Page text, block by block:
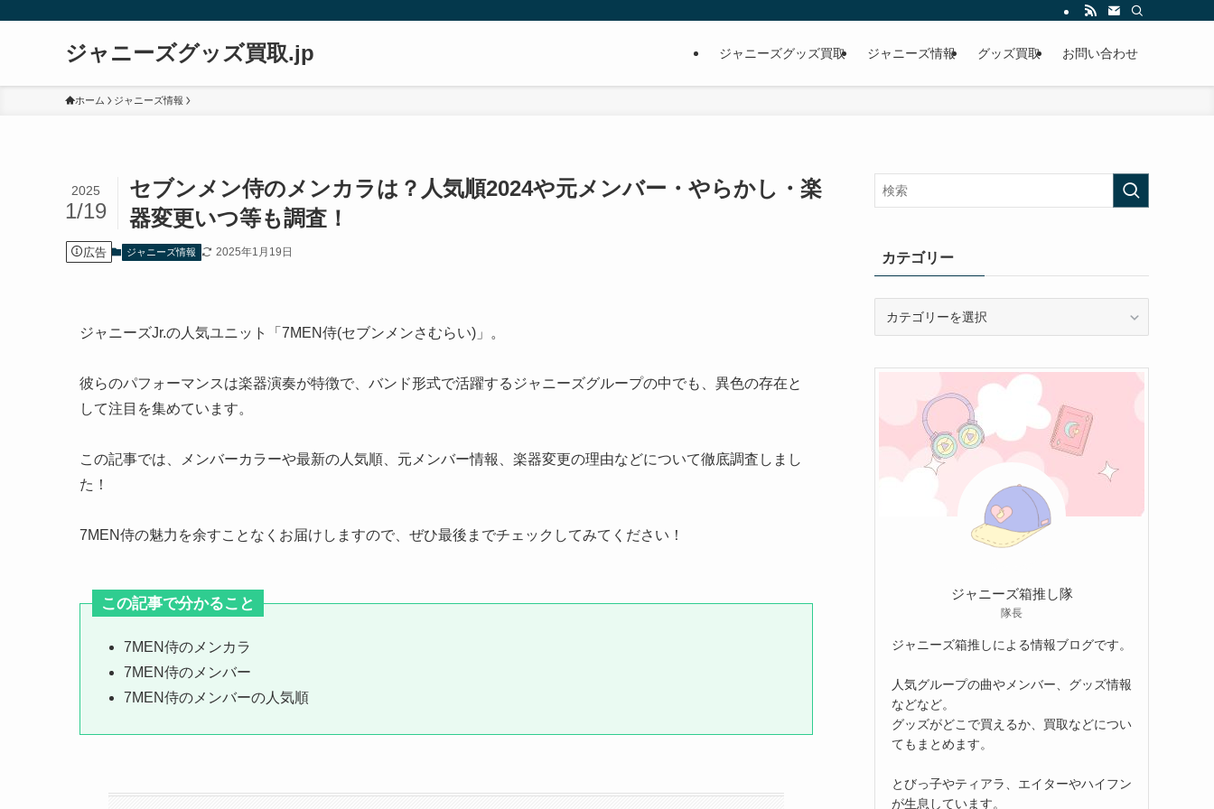
ジャニーズグッズ買取.jp ジャニーズグッズ買取 ジャニーズ情報 グッズ買取 お問い合わせ
ホーム ジャニーズ情報
セブンメン侍のメンカラは？人気順2024や元メンバー・やらかし・楽
器変更いつ等も調査！
2025
1/19
広告 ジャニーズ情報 2025年1月19日
ジャニーズJr.の人気ユニット「7MEN侍(セブンメンさむらい)」。
彼らのパフォーマンスは楽器演奏が特徴で、バンド形式で活躍するジャニーズグループの中でも、異色の存在と
して注目を集めています。
この記事では、メンバーカラーや最新の人気順、元メンバー情報、楽器変更の理由などについて徹底調査しまし
た！
7MEN侍の魅力を余すことなくお届けしますので、ぜひ最後までチェックしてみてください！
この記事で分かること
7MEN侍のメンカラ
7MEN侍のメンバー
7MEN侍のメンバーの人気順
カテゴリー
リ
ジャニーズ箱推し隊
隊長
ジャニーズ箱推しによる情報ブログです。
人気グループの曲やメンバー、グッズ情報
などなど。
グッズがどこで買えるか、買取などについ
てもまとめます。
とびっ子やティアラ、エイターやハイフン
が生息しています。